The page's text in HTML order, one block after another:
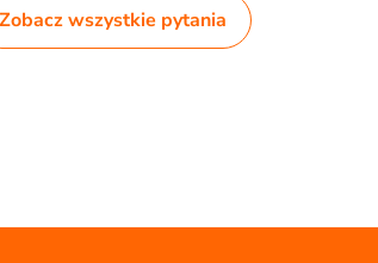
Zobacz wszystkie pytania